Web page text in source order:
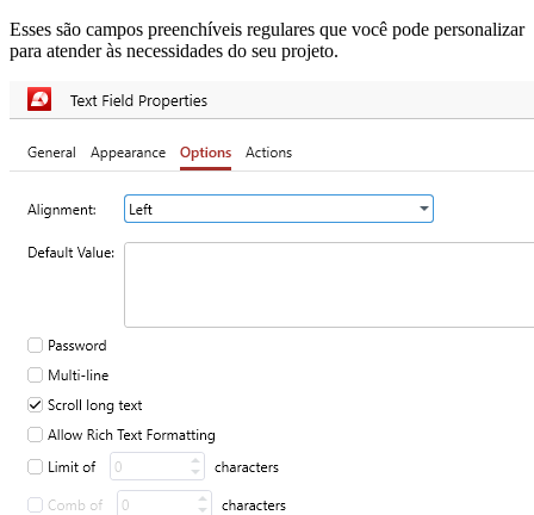
Esses são campos preenchíveis regulares que você pode personalizar
para atender às necessidades do seu projeto.